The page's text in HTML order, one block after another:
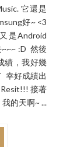
好~ <3
是Android
~~~ :D 然後
績，我好幾
幸好成績出
接著
的天啊~ ...